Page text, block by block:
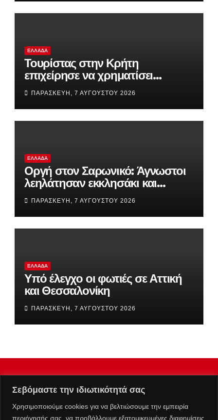
Σεβόμαστε την ιδιωτικότητά σας
Χρησιμοποιούμε cookies για να βελτιώσουμε την εμπειρία
περιήγησής σας, να προβάλλουμε εξατομικευμένες διαφημίσεις
ΕΛΛΆΔΑ
Τουρίστας στην Κρήτη
επιχείρησε να χρηματίσει
υπάλληλο για να του επιτρέψει
να ασελγήσει σε ανήλικη
ΠΑΡΑΣΚΕΥΉ, 7 ΑΥΓΟΎΣΤΟΥ 2026
ΕΛΛΆΔΑ
Οργή στον Σαρωνικό: Άγνωστοι
λεηλάτησαν εκκλησάκι και
προκάλεσαν καταστροφές στο
Ιερό
ΠΑΡΑΣΚΕΥΉ, 7 ΑΥΓΟΎΣΤΟΥ 2026
ΕΛΛΆΔΑ
Υπό έλεγχο οι φωτιές σε Αττική
και Θεσσαλονίκη
ΠΑΡΑΣΚΕΥΉ, 7 ΑΥΓΟΎΣΤΟΥ 2026